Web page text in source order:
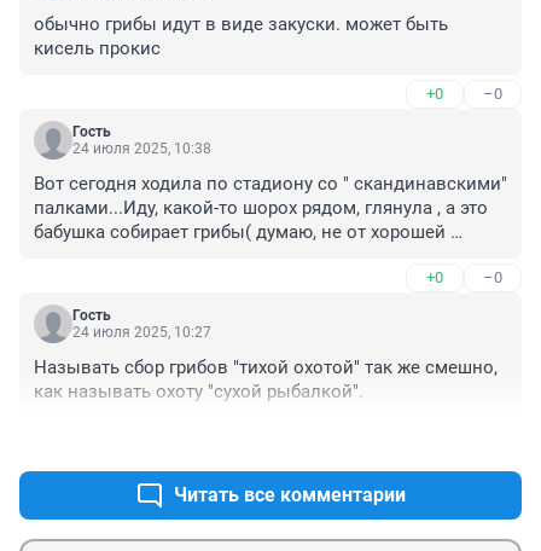
обычно грибы идут в виде закуски. может быть
кисель прокис
+0 –0
Гость
24 июля 2025, 10:38
Вот сегодня ходила по стадиону со " скандинавскими"
палками...Иду, какой-то шорох рядом, глянула , а это
бабушка собирает грибы( думаю, не от хорошей
пассажирские....а она, думаю, картошечки пару штук
купит - вот и обед.
+0 –0
Гость
24 июля 2025, 10:27
Называть сбор грибов "тихой охотой" так же смешно,
как называть охоту "сухой рыбалкой".
Читать все комментарии